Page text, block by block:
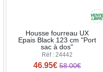
Housse fourreau UX
Epais Black 123 cm "Port
sac à dos"
Réf : 24442
46.95€ 58.00€